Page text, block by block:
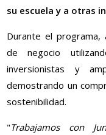
su escuela y a otras
Durante el programa,
de negocio
inversionistas y
demostrando un
sostenibilidad.
"Trabajamos con